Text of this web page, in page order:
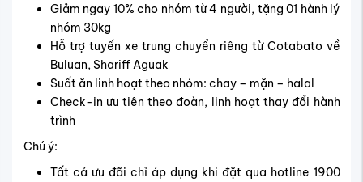
Giảm ngay 10% cho nhóm từ 4 người, tặng 01 hành lý
nhóm 30kg
Hỗ trợ tuyến xe trung chuyển riêng từ Cotabato về
Buluan, Shariff Aguak
Suất ăn linh hoạt theo nhóm: chay – mặn – halal
Check-in ưu tiên theo đoàn, linh hoạt thay đổi hành
trình
Chú ý:
Tất cả ưu đãi chỉ áp dụng khi đặt qua hotline 1900